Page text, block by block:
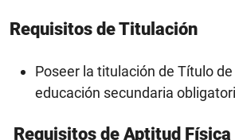
Requisitos de Titulación
Poseer la titulación de Título
educación secundaria
Requisitos de Aptitud Física